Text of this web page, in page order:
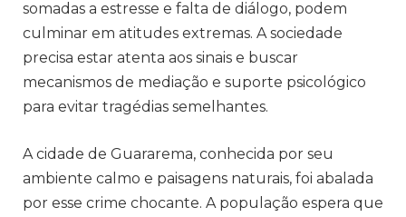
somadas a estresse e falta de diálogo, podem
culminar em atitudes extremas. A sociedade
precisa estar atenta aos sinais e buscar
mecanismos de mediação e suporte psicológico
para evitar tragédias semelhantes.
A cidade de Guararema, conhecida por seu
ambiente calmo e paisagens naturais, foi abalada
por esse crime chocante. A população espera que